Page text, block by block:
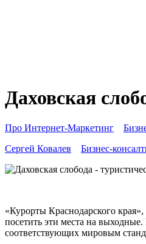
Даховская
Про Интернет-Маркетинг
Сергей Ковалев
Бизнес-
«Курорты Краснодарского
посетить эти места на
соответствующих мировым